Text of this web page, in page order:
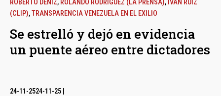
ROBERTO DENIZ, ROLANDO RODRÍGUEZ (LA PRENSA), IVÁN RUIZ
(CLIP),TRANSPARENCIA VENEZUELA EN EL EXILIO
Se estrelló y dejó en evidencia
un puente aéreo entre dictadores
24-11-2524-11-25